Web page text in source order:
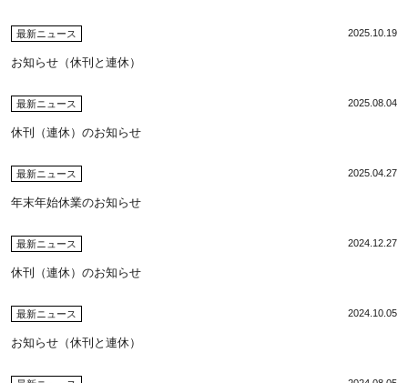
最新ニュース 2025.10.19
お知らせ（休刊と連休）
最新ニュース 2025.08.04
休刊（連休）のお知らせ
最新ニュース 2025.04.27
年末年始休業のお知らせ
最新ニュース 2024.12.27
休刊（連休）のお知らせ
最新ニュース 2024.10.05
お知らせ（休刊と連休）